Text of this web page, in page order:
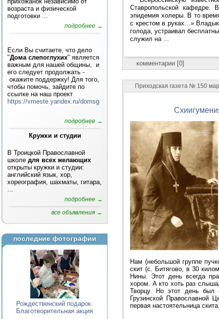
возраста и физической
подготовки ...
подробнее →
Если Вы считаете, что дело
"Дома слепоглухих" является
важным для нашей общины, и
его следует продолжать -
окажите поддержку! Для того,
чтобы помочь, зайдите по
ссылке на наш проект
https://vmeste.yandex.ru/domsg
подробнее →
Кружки и студии
В Троицкой Православной
школе для всех желающих
открыты кружки и студии:
английский язык, хор,
хореография, шахматы, гитара,
...
подробнее →
все объявления →
последние фотографии
Рождественский подарок.
Благотворительная акция
Ставропольской
эпидемия холеры. В то
с крестом в руках…»
голода, устраивал
служил на ...
комментарии [0]
Приходская газета № 150
Нам (небольшой группе
скит (с. Битягово, в 30
Нины. Этот день всегда
хором. А кто хоть раз
Творцу. Но этот день был
Грузинской Православной
первая настоятельница